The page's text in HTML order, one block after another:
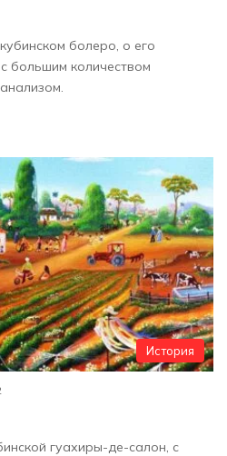
болеро, о его
большим количеством
История
гуахиры-де-салон, с